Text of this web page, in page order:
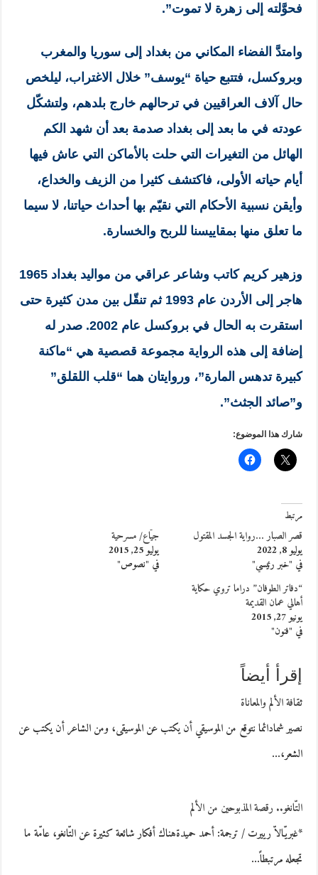
فحوَّلته إلى زهرة لا تموت”.
وامتدَّ الفضاء المكاني من بغداد إلى سوريا والمغرب
وبروكسل، فتتبع حياة “يوسف” خلال الاغتراب، ليلخص
حال آلاف العراقيين في ترحالهم خارج بلدهم، ولتشكّل
عودته في ما بعد إلى بغداد صدمة بعد أن شهد الكم
الهائل من التغيرات التي حلت بالأماكن التي عاش فيها
أيام حياته الأولى، فاكتشف كثيرا من الزيف والخداع،
وأيقن نسبية الأحكام التي نقيّم بها أحداث حياتنا، لا سيما
ما تعلق منها بمقاييسنا للربح والخسارة.
وزهير كريم كاتب وشاعر عراقي من مواليد بغداد 1965
هاجر إلى الأردن عام 1993 ثم تنقّل بين مدن كثيرة حتى
استقرت به الحال في بروكسل عام 2002. صدر له
إضافة إلى هذه الرواية مجموعة قصصية هي “ماكنة
كبيرة تدهس المارة”، وروايتان هما “قلب اللقلق”
و”صائد الجثث”.
شارك هذا الموضوع:
مرتبط
قصر الصبار …رواية الجسد المقتول
يوليو 8, 2022
في "خبر رئيسي"
جيّاع/ مسرحية
يوليو 25, 2015
في "نصوص"
“دفاتر الطوفان” دراما تروي حكاية
أهالي عمان القديمة
يونيو 27, 2015
في "فنون"
إقرأ أيضاً
ثقافة الألم والمعاناة
نصير شمادائما نتوقع من الموسيقي أن يكتب عن الموسيقى، ومن الشاعر أن يكتب عن
الشعر،…
التّانغو.. رقصة المذبوحين من الألم
*غبريّالاّ رييرت / ترجمة: أحمد حميدةهناك أفكار شائعة كثيرة عن التّانغو، عامّة ما
تجعله مرتبطاً…